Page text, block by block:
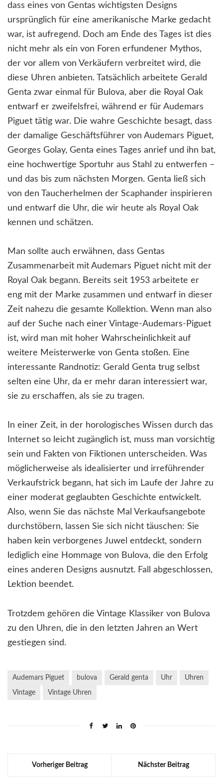
dass eines von Gentas wichtigsten Designs
ursprünglich für eine amerikanische Marke gedacht
war, ist aufregend. Doch am Ende des Tages ist dies
nicht mehr als ein von Foren erfundener Mythos,
der vor allem von Verkäufern verbreitet wird, die
diese Uhren anbieten. Tatsächlich arbeitete Gerald
Genta zwar einmal für Bulova, aber die Royal Oak
entwarf er zweifelsfrei, während er für Audemars
Piguet tätig war. Die wahre Geschichte besagt, dass
der damalige Geschäftsführer von Audemars Piguet,
Georges Golay, Genta eines Tages anrief und ihn bat,
eine hochwertige Sportuhr aus Stahl zu entwerfen –
und das bis zum nächsten Morgen. Genta ließ sich
von den Taucherhelmen der Scaphander inspirieren
und entwarf die Uhr, die wir heute als Royal Oak
kennen und schätzen.
Man sollte auch erwähnen, dass Gentas
Zusammenarbeit mit Audemars Piguet nicht mit der
Royal Oak begann. Bereits seit 1953 arbeitete er
eng mit der Marke zusammen und entwarf in dieser
Zeit nahezu die gesamte Kollektion. Wenn man also
auf der Suche nach einer Vintage-Audemars-Piguet
ist, wird man mit hoher Wahrscheinlichkeit auf
weitere Meisterwerke von Genta stoßen. Eine
interessante Randnotiz: Gerald Genta trug selbst
selten eine Uhr, da er mehr daran interessiert war,
sie zu erschaffen, als sie zu tragen.
In einer Zeit, in der horologisches Wissen durch das
Internet so leicht zugänglich ist, muss man vorsichtig
sein und Fakten von Fiktionen unterscheiden. Was
möglicherweise als idealisierter und irreführender
Verkaufstrick begann, hat sich im Laufe der Jahre zu
einer moderat geglaubten Geschichte entwickelt.
Also, wenn Sie das nächste Mal Verkaufsangebote
durchstöbern, lassen Sie sich nicht täuschen: Sie
haben kein verborgenes Juwel entdeckt, sondern
lediglich eine Hommage von Bulova, die den Erfolg
eines anderen Designs ausnutzt. Fall abgeschlossen,
Lektion beendet.
Trotzdem gehören die Vintage Klassiker von Bulova
zu den Uhren, die in den letzten Jahren an Wert
gestiegen sind.
Audemars Piguet bulova Gerald genta Uhr Uhren
Vintage Vintage Uhren
Vorheriger Beitrag Nächster Beitrag